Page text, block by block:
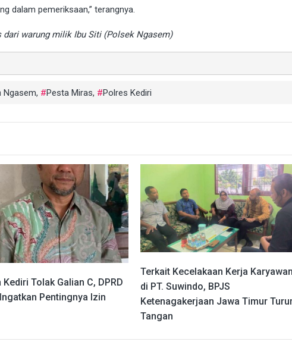
dalam pemeriksaan,” terangnya.
warung milik Ibu Siti (Polsek Ngasem)
Ngasem, Pesta Miras, Polres Kediri
Kediri Tolak Galian C, DPRD
Pentingnya Izin
Terkait Kecelakaan Kerja Karyawan
di PT. Suwindo, BPJS
Ketenagakerjaan Jawa Timur
Tangan